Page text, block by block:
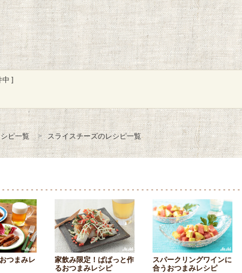
中 ]
ピ一覧 スライスチーズのレシピ一覧
つまみレ
家飲み限定！ぱぱっと作
るおつまみレシピ
スパークリングワインに
合うおつまみレシピ